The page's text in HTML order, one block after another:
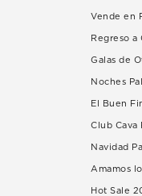
Vende en
Regreso a
Galas de
Noches
El Buen
Club Cava
Navidad
Amamos
Hot Sale